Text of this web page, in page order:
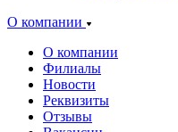
О компании
О компании
Филиалы
Новости
Реквизиты
Отзывы